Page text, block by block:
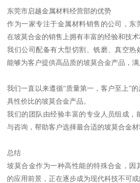
东莞市启越金属材料经营部的优势
作为一家专注于金属材料销售的公司，东
在坡莫合金的销售上拥有丰富的经验和技术
我们公司配备有大型切割、铣磨、真空热
能够为客户提供高品质的坡莫合金产品，满
我们一直以来遵循“质量第一，客户至上”
具性价比的坡莫合金产品。
我们的团队由经验丰富的专业人员组成，
与咨询，帮助客户选择最合适的坡莫合金材
总结
坡莫合金作为一种高性能的特殊合金，因
的应用前景，正在逐步成为现代科技不可或